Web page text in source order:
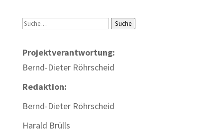
Suche Suche
Projektverantwortung:
Bernd-Dieter Röhrscheid
Redaktion:
Bernd-Dieter Röhrscheid
Harald Brülls